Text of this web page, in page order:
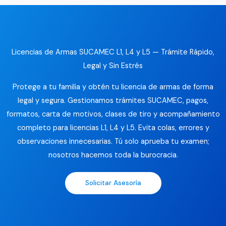
Licencias de Armas SUCAMEC L1, L4 y L5 — Trámite Rápido,
Legal y Sin Estrés
Protege a tu familia y obtén tu licencia de armas de forma
legal y segura. Gestionamos trámites SUCAMEC, pagos,
formatos, carta de motivos, clases de tiro y acompañamiento
completo para licencias L1, L4 y L5. Evita colas, errores y
observaciones innecesarias. Tú solo aprueba tu examen;
nosotros hacemos toda la burocracia.
Solicitar Asesoría